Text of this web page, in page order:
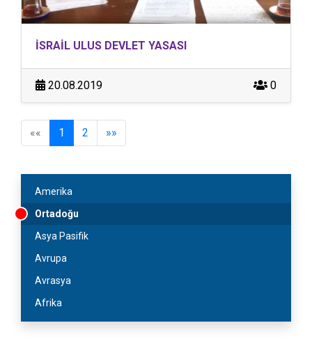
İSRAİL ULUS DEVLET YASASI
20.08.2019 0
«« 1 2 »»
Amerika
Ortadoğu
Asya Pasifik
Avrupa
Avrasya
Afrika